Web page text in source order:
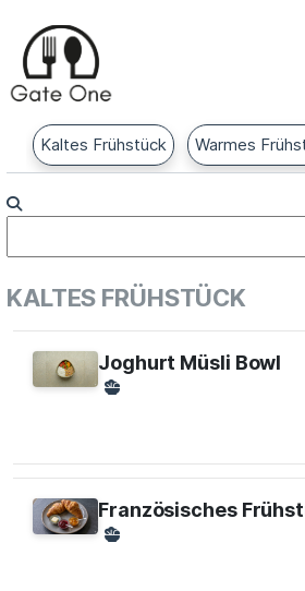
Kaltes Frühstück Warmes
KALTES FRÜHSTÜCK
Joghurt Müsli Bowl
Französisches